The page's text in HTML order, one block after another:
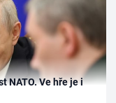
NATO. Ve hře je i